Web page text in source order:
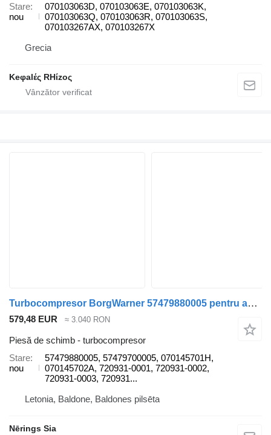
Stare
nou
070103063D, 070103063E, 070103063K,
070103063Q, 070103063R, 070103063S,
070103267AX, 070103267X
Grecia
Keφalές RHίzoς
Turbocompresor BorgWarner 57479880005 pentru automobil Volkswagen TRANSPORTER T5
579,48 EUR ≈ 3.040 RON
Piesă de schimb - turbocompresor
Stare
nou
57479880005, 57479700005, 070145701H,
070145702A, 720931-0001, 720931-0002,
720931-0003, 720931...
Letonia, Baldone, Baldones pilsēta
Nērings Sia